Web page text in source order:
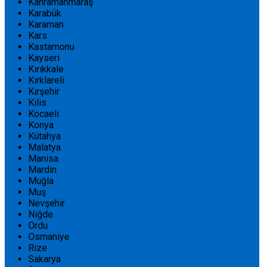
Karabük
Karaman
Kars
Kastamonu
Kayseri
Kırıkkale
Kırklareli
Kırşehir
Kilis
Kocaeli
Konya
Kütahya
Malatya
Manisa
Mardin
Muğla
Muş
Nevşehir
Niğde
Ordu
Osmaniye
Rize
Sakarya